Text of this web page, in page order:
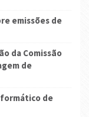
emissões de
da Comissão
de
de